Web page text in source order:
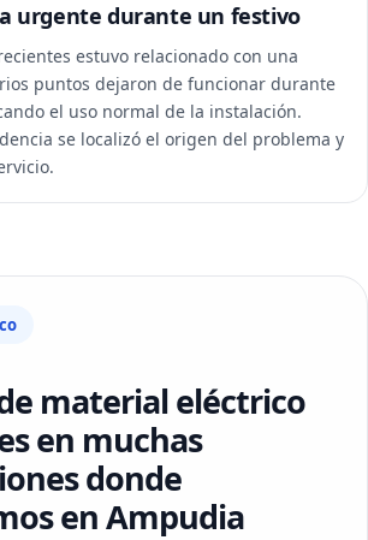
urgente durante un festivo
estuvo relacionado con una
puntos dejaron de funcionar durante
el uso normal de la instalación.
se localizó el origen del problema y
material eléctrico
en muchas
donde
en Ampudia